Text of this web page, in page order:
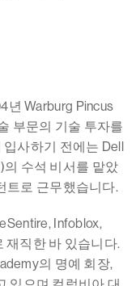
년 Warburg Pincus
부문의 기술 투자를
입사하기 전에는 Dell
수석 비서를 맡았
트로 근무했습니다.
Infoblox,
재직한 바 있습니다.
의 명예 회장,